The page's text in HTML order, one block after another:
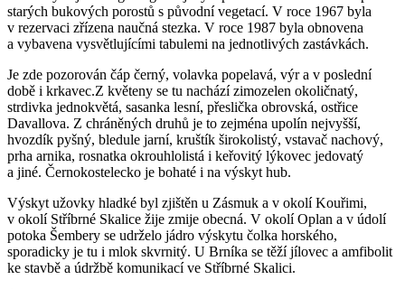
starých bukových porostů s původní vegetací. V roce 1967 byla
v rezervaci zřízena naučná stezka. V roce 1987 byla obnovena
a vybavena vysvětlujícími tabulemi na jednotlivých zastávkách.
Je zde pozorován čáp černý, volavka popelavá, výr a v poslední
době i krkavec.Z květeny se tu nachází zimozelen okoličnatý,
strdivka jednokvětá, sasanka lesní, přeslička obrovská, ostřice
Davallova. Z chráněných druhů je to zejména upolín nejvyšší,
hvozdík pyšný, bledule jarní, kruštík širokolistý, vstavač nachový,
prha arnika, rosnatka okrouhlolistá i keřovitý lýkovec jedovatý
a jiné. Černokostelecko je bohaté i na výskyt hub.
Výskyt užovky hladké byl zjištěn u Zásmuk a v okolí Kouřimi,
v okolí Stříbrné Skalice žije zmije obecná. V okolí Oplan a v údolí
potoka Šembery se udrželo jádro výskytu čolka horského,
sporadicky je tu i mlok skvrnitý. U Brníka se těží jílovec a amfibolit
ke stavbě a údržbě komunikací ve Stříbrné Skalici.